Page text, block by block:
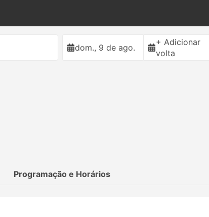
dom., 9 de ago.
+ Adicionar
volta
Programação e Horários